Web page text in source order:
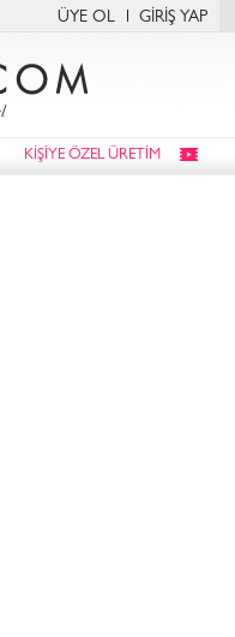
ÜYE OL GİRİŞ YAP
KİŞİYE ÖZEL ÜRETİM